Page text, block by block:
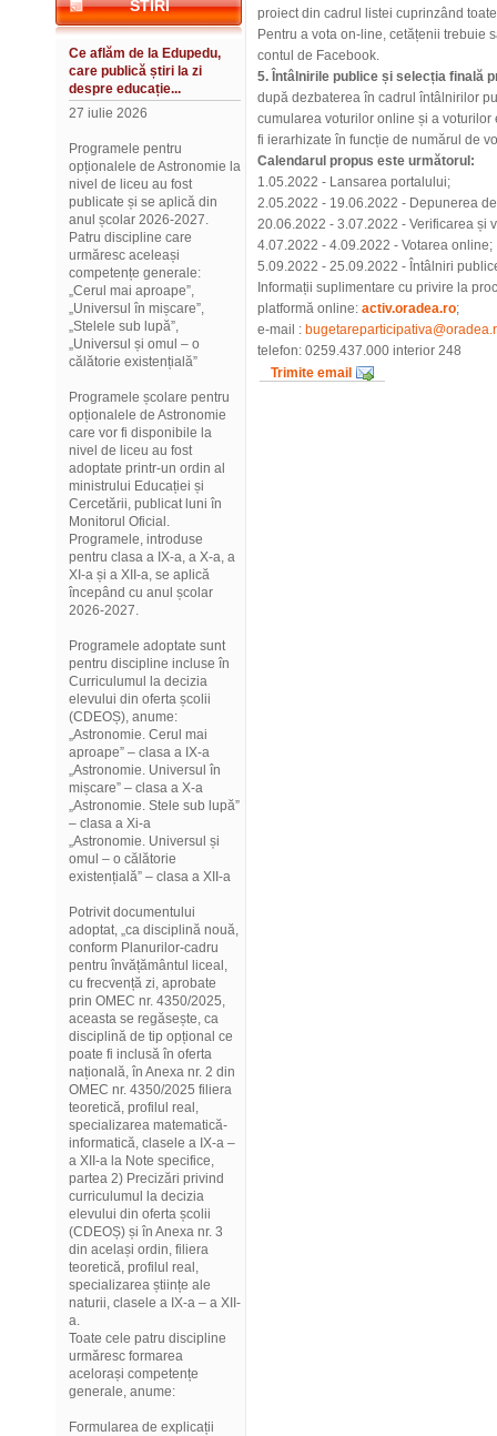
STIRI
Ce aflăm de la Edupedu,
care publică știri la zi
despre educație...
27 iulie 2026
Programele pentru
opționalele de Astronomie la
nivel de liceu au fost
publicate și se aplică din
anul școlar 2026-2027.
Patru discipline care
urmăresc aceleași
competențe generale:
„Cerul mai aproape”,
„Universul în mișcare”,
„Stelele sub lupă”,
„Universul și omul – o
călătorie existențială”
Programele școlare pentru
opționalele de Astronomie
care vor fi disponibile la
nivel de liceu au fost
adoptate printr-un ordin al
ministrului Educației și
Cercetării, publicat luni în
Monitorul Oficial.
Programele, introduse
pentru clasa a IX-a, a X-a, a
XI-a și a XII-a, se aplică
începând cu anul școlar
2026-2027.
Programele adoptate sunt
pentru discipline incluse în
Curriculumul la decizia
elevului din oferta școlii
(CDEOȘ), anume:
„Astronomie. Cerul mai
aproape” – clasa a IX-a
„Astronomie. Universul în
mișcare” – clasa a X-a
„Astronomie. Stele sub lupă”
– clasa a Xi-a
„Astronomie. Universul și
omul – o călătorie
existențială” – clasa a XII-a
Potrivit documentului
adoptat, „ca disciplină nouă,
conform Planurilor-cadru
pentru învățământul liceal,
cu frecvență zi, aprobate
prin OMEC nr. 4350/2025,
aceasta se regăsește, ca
disciplină de tip opțional ce
poate fi inclusă în oferta
națională, în Anexa nr. 2 din
OMEC nr. 4350/2025 filiera
teoretică, profilul real,
specializarea matematică-
informatică, clasele a IX-a –
a XII-a la Note specifice,
partea 2) Precizări privind
curriculumul la decizia
elevului din oferta școlii
(CDEOȘ) și în Anexa nr. 3
din același ordin, filiera
teoretică, profilul real,
specializarea științe ale
naturii, clasele a IX-a – a XII-
a.
Toate cele patru discipline
urmăresc formarea
acelorași competențe
generale, anume:
Formularea de explicații
proiect din cadrul listei cuprinzând
Pentru a vota on-line, cetățenii trebuie
contul de Facebook.
5. Întâlnirile publice și selecția finală
după dezbaterea în cadrul întâlnirilor
cumularea voturilor online și a
fi ierarhizate în funcție de numărul de
Calendarul propus este următorul:
1.05.2022 - Lansarea portalului;
2.05.2022 - 19.06.2022 - Depunerea
20.06.2022 - 3.07.2022 - Verificarea și
4.07.2022 - 4.09.2022 - Votarea online;
5.09.2022 - 25.09.2022 - Întâlniri
Informații suplimentare cu privire la
platformă online: activ.oradea.ro;
e-mail :
telefon: 0259.437.000 interior 248
Trimite email